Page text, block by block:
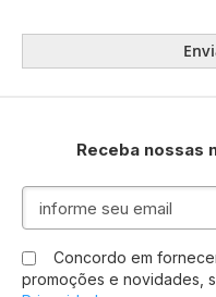
Receba nossas
Inscreva-
nossa
Newsletter:
Concordo em
promoções e novidades,